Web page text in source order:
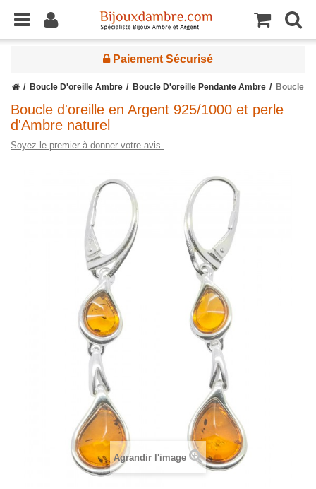
Paiement Sécurisé
Boucle D'oreille Ambre Boucle D'oreille Pendante Ambre Boucle
Boucle d'oreille en Argent 925/1000 et perle
d'Ambre naturel
Soyez le premier à donner votre avis.
Agrandir l'image